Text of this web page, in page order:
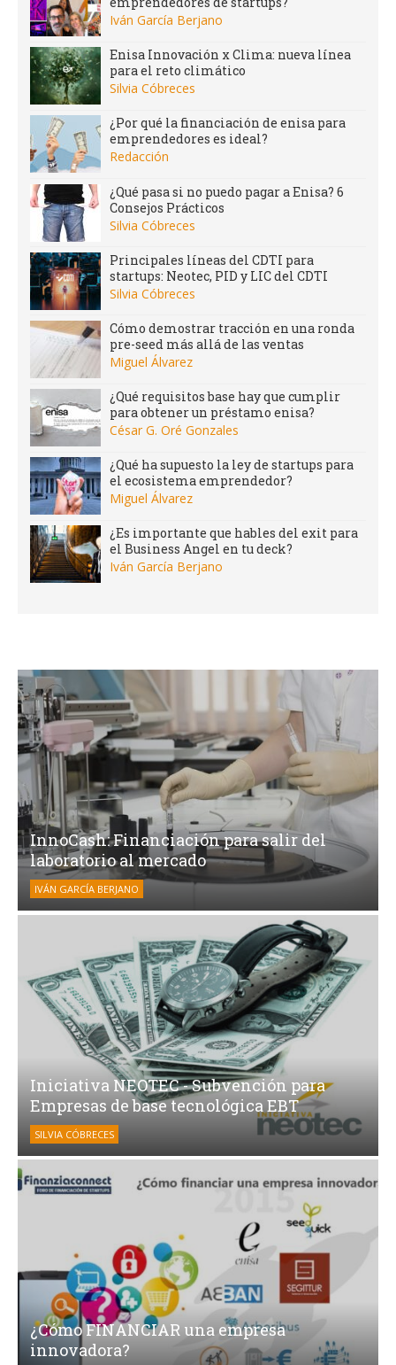
Iván García Berjano
Enisa Innovación x Clima: nueva línea
para el reto climático
Silvia Cóbreces
¿Por qué la financiación de enisa para
emprendedores es ideal?
Redacción
¿Qué pasa si no puedo pagar a Enisa? 6
Consejos Prácticos
Silvia Cóbreces
Principales líneas del CDTI para
startups: Neotec, PID y LIC del CDTI
Silvia Cóbreces
Cómo demostrar tracción en una ronda
pre-seed más allá de las ventas
Miguel Álvarez
¿Qué requisitos base hay que cumplir
para obtener un préstamo enisa?
César G. Oré Gonzales
¿Qué ha supuesto la ley de startups para
el ecosistema emprendedor?
Miguel Álvarez
¿Es importante que hables del exit para
el Business Angel en tu deck?
Iván García Berjano
InnoCash: Financiación para salir del
laboratorio al mercado
IVÁN GARCÍA BERJANO
Iniciativa NEOTEC - Subvención para
Empresas de base tecnológica EBT
SILVIA CÓBRECES
¿Cómo FINANCIAR una empresa
innovadora?